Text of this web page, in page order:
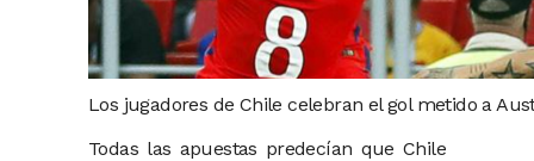
Los jugadores de Chile celebran el gol metido a
Todas las apuestas predecían que Chile